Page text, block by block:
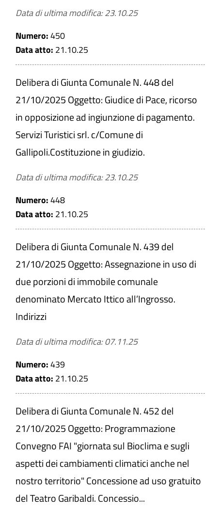
Data di ultima modifica: 23.10.25
Numero:450
Data atto: 21.10.25
Delibera di Giunta Comunale N. 448 del
21/10/2025 Oggetto: Giudice di Pace, ricorso
in opposizione ad ingiunzione di pagamento.
Servizi Turistici srl. c/Comune di
Gallipoli.Costituzione in giudizio.
Data di ultima modifica: 23.10.25
Numero:448
Data atto: 21.10.25
Delibera di Giunta Comunale N. 439 del
21/10/2025 Oggetto: Assegnazione in uso di
due porzioni di immobile comunale
denominato Mercato Ittico all’Ingrosso.
Indirizzi
Data di ultima modifica: 07.11.25
Numero:439
Data atto: 21.10.25
Delibera di Giunta Comunale N. 452 del
21/10/2025 Oggetto: Programmazione
Convegno FAI "giornata sul Bioclima e sugli
aspetti dei cambiamenti climatici anche nel
nostro territorio" Concessione ad uso gratuito
del Teatro Garibaldi. Concessio...